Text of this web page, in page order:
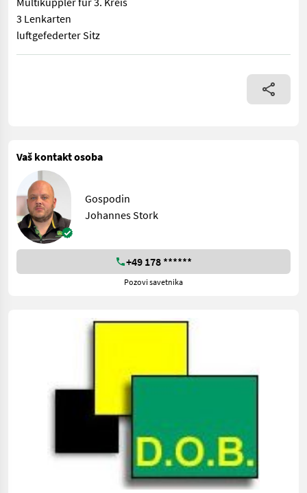
3 Lenkarten
luftgefederter Sitz
KT 507 Teleskoplader auto Zugmaul Kipperanschluss
Vaš kontakt osoba
Gospodin
Johannes Stork
+49 178 ******
Pozovi savetnika